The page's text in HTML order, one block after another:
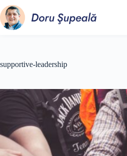
Sari
la
conținut
supportive-leadership